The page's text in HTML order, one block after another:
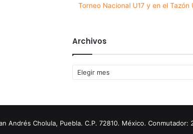
Torneo Nacional U17 y en el Tazón
Archivos
Archivos
Cholula, Puebla. C.P. 72810. México. Conmutador: